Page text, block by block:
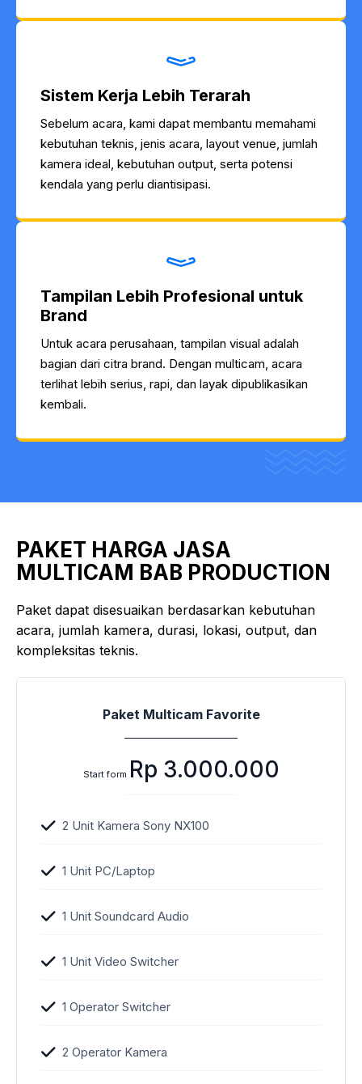
Sistem Kerja Lebih Terarah
Sebelum acara, kami dapat membantu memahami
kebutuhan teknis, jenis acara, layout venue, jumlah
kamera ideal, kebutuhan output, serta potensi
kendala yang perlu diantisipasi.
Tampilan Lebih Profesional untuk
Brand
Untuk acara perusahaan, tampilan visual adalah
bagian dari citra brand. Dengan multicam, acara
terlihat lebih serius, rapi, dan layak dipublikasikan
kembali.
PAKET HARGA JASA
MULTICAM BAB PRODUCTION
Paket dapat disesuaikan berdasarkan kebutuhan
acara, jumlah kamera, durasi, lokasi, output, dan
kompleksitas teknis.
Paket Multicam Favorite
Start form Rp 3.000.000
2 Unit Kamera Sony NX100
1 Unit PC/Laptop
1 Unit Soundcard Audio
1 Unit Video Switcher
1 Operator Switcher
2 Operator Kamera